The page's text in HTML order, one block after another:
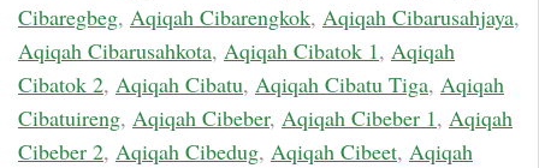
Cibaregbeg, Aqiqah Cibarengkok, Aqiqah Cibarusahjaya,
Aqiqah Cibarusahkota, Aqiqah Cibatok 1, Aqiqah
Cibatok 2, Aqiqah Cibatu, Aqiqah Cibatu Tiga, Aqiqah
Cibatuireng, Aqiqah Cibeber, Aqiqah Cibeber 1, Aqiqah
Cibeber 2, Aqiqah Cibedug, Aqiqah Cibeet, Aqiqah